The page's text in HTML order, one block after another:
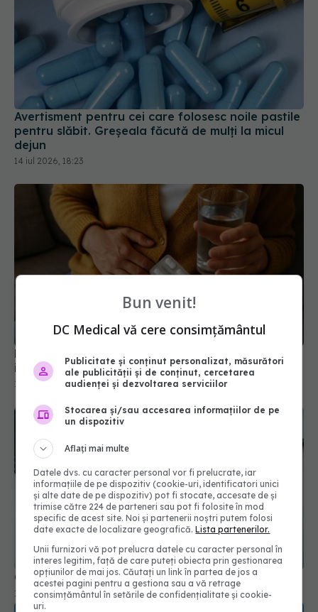
Avertisment pentru cei care folosesc noile pastile
pentru slăbit. Greșeala făcută de mulți la micul
dejun
14 iul 2026, 18:23
Riscul de cancer gastric la utilizatorii de IPP,
10 mar 2026, 18:41
Ce efect are metformin asupra creierului
11 feb 2026, 21:51
Bun venit!
DC Medical vă cere consimțământul
Publicitate și conținut personalizat, măsurători
ale publicității și de conținut, cercetarea
audienței și dezvoltarea serviciilor
Stocarea și/sau accesarea informațiilor de pe
un dispozitiv
Aflați mai multe
Datele dvs. cu caracter personal vor fi prelucrate, iar
informațiile de pe dispozitiv (cookie-uri, identificatori unici
și alte date de pe dispozitiv) pot fi stocate, accesate de și
trimise către 224 de parteneri sau pot fi folosite în mod
specific de acest site. Noi și partenerii noștri putem folosi
date exacte de localizare geografică.Lista partenerilor.
Unii furnizori vă pot prelucra datele cu caracter personal în
interes legitim, față de care puteți obiecta prin gestionarea
opțiunilor de mai jos. Căutați un link în partea de jos a
acestei pagini pentru a gestiona sau a vă retrage
consimțământul în setările de confidențialitate și cookie-
uri.